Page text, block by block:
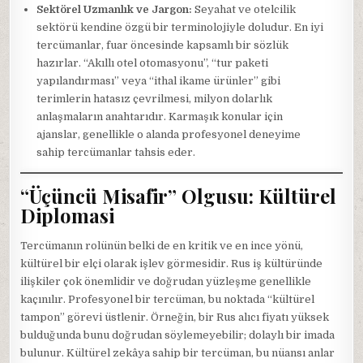
Sektörel Uzmanlık ve Jargon: Seyahat ve otelcilik
sektörü kendine özgü bir terminolojiyle doludur. En iyi
tercümanlar, fuar öncesinde kapsamlı bir sözlük
hazırlar. “Akıllı otel otomasyonu”, “tur paketi
yapılandırması” veya “ithal ikame ürünler” gibi
terimlerin hatasız çevrilmesi, milyon dolarlık
anlaşmaların anahtarıdır. Karmaşık konular için
ajanslar, genellikle o alanda profesyonel deneyime
sahip tercümanlar tahsis eder.
“Üçüncü Misafir” Olgusu: Kültürel
Diplomasi
Tercümanın rolünün belki de en kritik ve en ince yönü,
kültürel bir elçi olarak işlev görmesidir. Rus iş kültüründe
ilişkiler çok önemlidir ve doğrudan yüzleşme genellikle
kaçınılır. Profesyonel bir tercüman, bu noktada “kültürel
tampon” görevi üstlenir. Örneğin, bir Rus alıcı fiyatı yüksek
bulduğunda bunu doğrudan söylemeyebilir; dolaylı bir imada
bulunur. Kültürel zekâya sahip bir tercüman, bu nüansı anlar